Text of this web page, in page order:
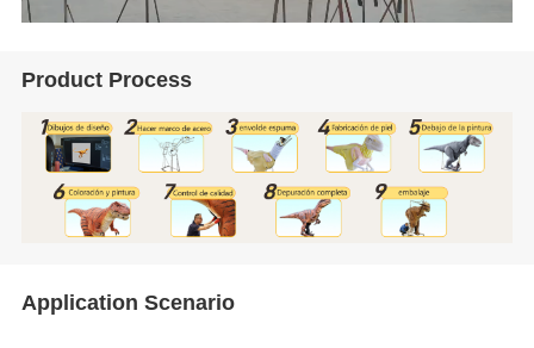
Product Process
Application Scenario